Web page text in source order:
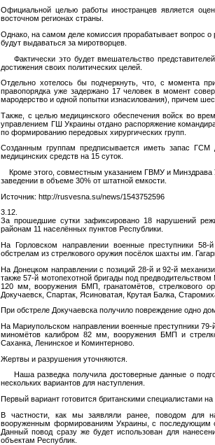
Официальной целью работы иностранцев является
восточном регионах страны.
Однако, на самом деле комиссия прорабатывает вопрос
будут выдаваться за миротворцев.
Фактически это будет вмешательство
достижения своих политических целей.
Отдельно хотелось бы подчеркнуть, что, с момента
правопорядка уже задержано 17 человек в момент
мародерство и одной попытки изнасилования), причем
Также, с целью медицинского обеспечения войск во
управлением ГШ Украины отдано распоряжение
по формированию передовых хирургических групп.
Созданным группам предписывается иметь запас
медицинских средств на 15 суток.
Кроме этого, совместным указанием ГВМУ и Минздрава
заведении в объеме 30% от штатной емкости.
Источник: http://rusvesna.su/news/1543752596
3.12.
За прошедшие сутки зафиксировано 18 нарушений
районам 11 населённых пунктов Республики.
На Горловском направлении военные преступники 58-
обстрелам из стрелкового оружия посёлок шахты им.
На Донецком направлении с позиций 28-й и 92-й
также 57-й мотопехотной бригады под
120 мм, вооружения БМП, гранатомётов, стрелкового
Докучаевск, Спартак, Ясиноватая, Крутая Балка,
При обстреле Докучаевска получило повреждение одно
На Мариупольском направлении военные преступники
миномётов калибром 82 мм, вооружения БМП и
Саханка, Ленинское и Коминтерново.
Жертвы и разрушения уточняются.
Наша разведка получила достоверные данные о
нескольких вариантов для наступления.
Первый вариант готовится британскими специалистами на
В частности, как мы заявляли ранее, поводом для
вооруженным формированиям Украины, с последующим
Данный повод сразу же будет использован для
объектам Республик.